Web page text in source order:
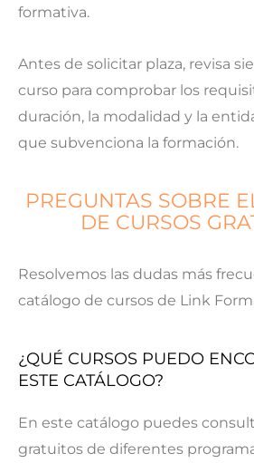
formativa.
Antes de solicitar plaza, revisa
curso para comprobar los
duración, la modalidad y la
que subvenciona la formación.
PREGUNTAS SOBRE
DE CURSOS
Resolvemos las dudas más
catálogo de cursos de Link
¿QUÉ CURSOS PUEDO
ESTE CATÁLOGO?
En este catálogo puedes
gratuitos de diferentes